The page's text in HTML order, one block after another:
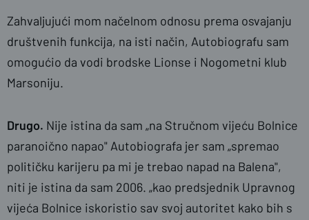
Zahvaljujući mom načelnom odnosu prema osvajanju
društvenih funkcija, na isti način, Autobiografu sam
omogućio da vodi brodske Lionse i Nogometni klub
Marsoniju.
Drugo. Nije istina da sam „na Stručnom vijeću Bolnice
paranoično napao" Autobiografa jer sam „spremao
političku karijeru pa mi je trebao napad na Balena",
niti je istina da sam 2006. „kao predsjednik Upravnog
vijeća Bolnice iskoristio sav svoj autoritet kako bih s